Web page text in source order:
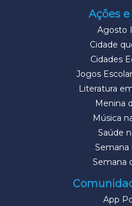
Ações
Agosto
Cidade
Cidades
Jogos
Literatura
Menina
Música
Saúde
Semana
Semana
App